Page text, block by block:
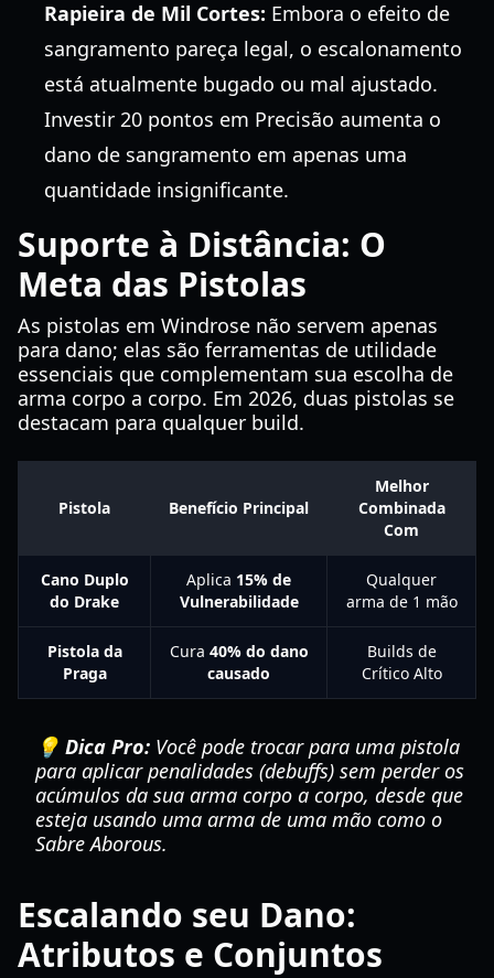
Rapieira de Mil Cortes: Embora o efeito de
sangramento pareça legal, o escalonamento
está atualmente bugado ou mal ajustado.
Investir 20 pontos em Precisão aumenta o
dano de sangramento em apenas uma
quantidade insignificante.
Suporte à Distância: O
Meta das Pistolas
As pistolas em Windrose não servem apenas
para dano; elas são ferramentas de utilidade
essenciais que complementam sua escolha de
arma corpo a corpo. Em 2026, duas pistolas se
destacam para qualquer build.
Pistola Benefício Principal
Melhor
Combinada
Com
Cano Duplo
do Drake
Aplica 15% de
Vulnerabilidade
Qualquer
arma de 1 mão
Pistola da
Praga
Cura 40% do dano
causado
Builds de
Crítico Alto
💡 Dica Pro: Você pode trocar para uma pistola
para aplicar penalidades (debuffs) sem perder os
acúmulos da sua arma corpo a corpo, desde que
esteja usando uma arma de uma mão como o
Sabre Aborous.
Escalando seu Dano:
Atributos e Conjuntos